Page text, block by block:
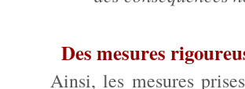
Des mesures
Ainsi, les mesures